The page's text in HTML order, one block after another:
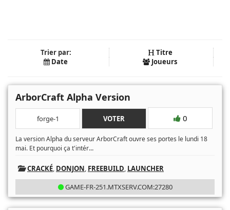
Trier par:
Titre
Date
Joueurs
ArborCraft Alpha Version
forge-1 VOTER 0
La version Alpha du serveur ArborCraft ouvre ses portes le lundi 18
mai. Et pourquoi ça t'intér...
CRACKÉ, DONJON, FREEBUILD, LAUNCHER
GAME-FR-251.MTXSERV.COM:27280